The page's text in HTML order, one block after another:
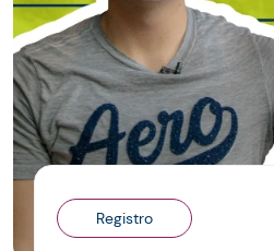
Registro